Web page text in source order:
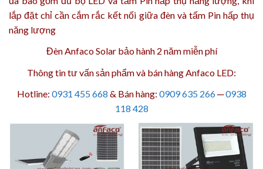
lắp đặt chỉ cần cắm rắc kết nối giữa đèn và tấm Pin hấp thụ
năng lượng
Đèn Anfaco Solar bảo hành 2 nămmiễn phí
Thông tin tư vấn sản phẩm và bán hàng Anfaco LED:
Hotline: 0931 455 668 & Bán hàng: 0909 635 266─0938
118 428